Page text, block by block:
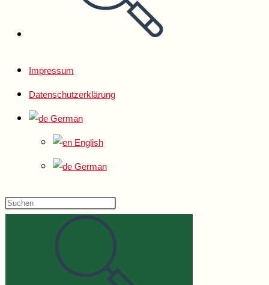
Impressum
Datenschutzerklärung
German
English
German